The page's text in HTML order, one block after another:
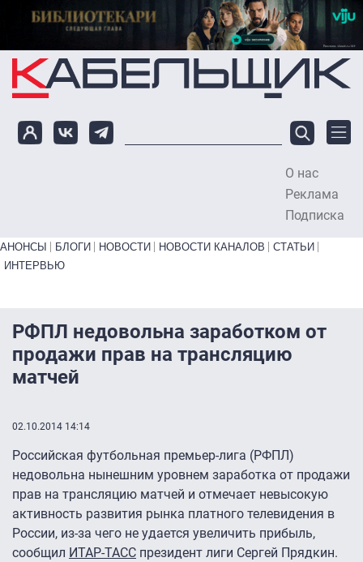
Перейти к основному содержанию
О нас
Реклама
Подписка
Primary links bottom
АНОНСЫ БЛОГИ НОВОСТИ НОВОСТИ КАНАЛОВ
СТАТЬИ
ИНТЕРВЬЮ
РФПЛ недовольна заработком от
продажи прав на трансляцию
матчей
02.10.2014 14:14
Российская футбольная премьер-лига (РФПЛ)
недовольна нынешним уровнем заработка от продажи
прав на трансляцию матчей и отмечает невысокую
активность развития рынка платного телевидения в
России, из-за чего не удается увеличить прибыль,
сообщил ИТАР-ТАСС президент лиги Сергей Прядкин.